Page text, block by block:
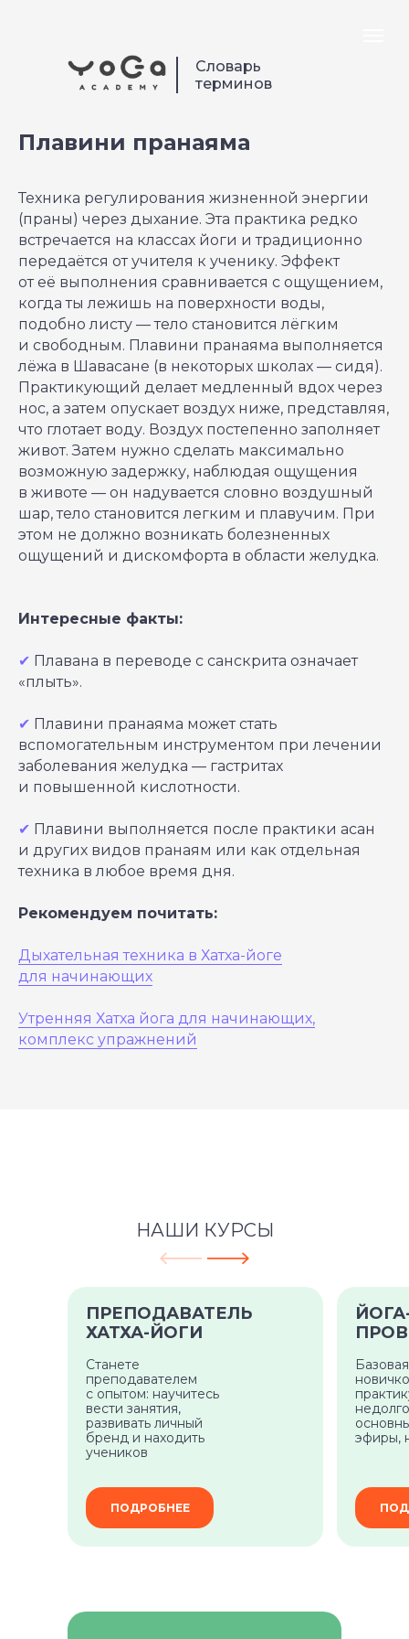
Словарь
терминов
Плавини пранаяма
Техника регулирования жизненной энергии
(праны) через дыхание. Эта практика редко
встречается на классах йоги и традиционно
передаётся от учителя к ученику. Эффект
от её выполнения сравнивается с ощущением,
когда ты лежишь на поверхности воды,
подобно листу — тело становится лёгким
и свободным. Плавини пранаяма выполняется
лёжа в Шавасане (в некоторых школах — сидя).
Практикующий делает медленный вдох через
нос, а затем опускает воздух ниже, представляя,
что глотает воду. Воздух постепенно заполняет
живот. Затем нужно сделать максимально
возможную задержку, наблюдая ощущения
в животе — он надувается словно воздушный
шар, тело становится легким и плавучим. При
этом не должно возникать болезненных
ощущений и дискомфорта в области желудка.
Интересные факты:
✔ Плавана в переводе с санскрита означает
«плыть».
✔ Плавини пранаяма может стать
вспомогательным инструментом при лечении
заболевания желудка — гастритах
и повышенной кислотности.
✔ Плавини выполняется после практики асан
и других видов пранаям или как отдельная
техника в любое время дня.
Рекомендуем почитать:
Дыхательная техника в Хатха-йоге
для начинающих
Утренняя Хатха йога для начинающих,
комплекс упражнений
НАШИ КУРСЫ
ПРЕПОДАВАТЕЛЬ
ХАТХА-ЙОГИ
Станете
преподавателем
с опытом: научитесь
вести занятия,
развивать личный
бренд и находить
учеников
ПОДРОБНЕЕ
эфиры,